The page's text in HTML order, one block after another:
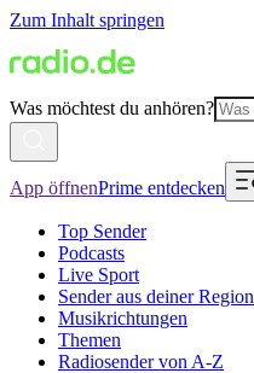
Zum Inhalt springen
Was möchtest du anhören?
App öffnenPrime entdecken
Top Sender
Podcasts
Live Sport
Sender aus deiner Region
Musikrichtungen
Themen
Radiosender von A-Z